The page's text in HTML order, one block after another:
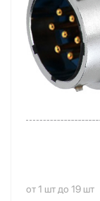
от 1 шт до 19 шт